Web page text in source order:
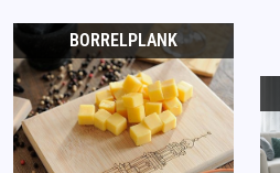
BORRELPLANK